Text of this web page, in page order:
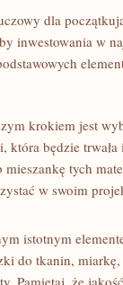
dla
inwestowania w
krokiem jest
która będzie
mieszankę tych
w swoim
istotnym
do tkanin,
Pamiętaj, że